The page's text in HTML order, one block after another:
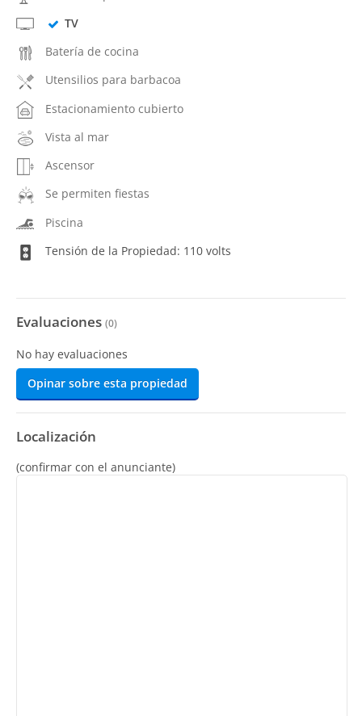
TV
Batería de cocina
Utensilios para barbacoa
Estacionamiento cubierto
Vista al mar
Ascensor
Se permiten fiestas
Piscina
Tensión de la Propiedad: 110 volts
Evaluaciones (0)
No hay evaluaciones
Opinar sobre esta propiedad
Localización
(confirmar con el anunciante)